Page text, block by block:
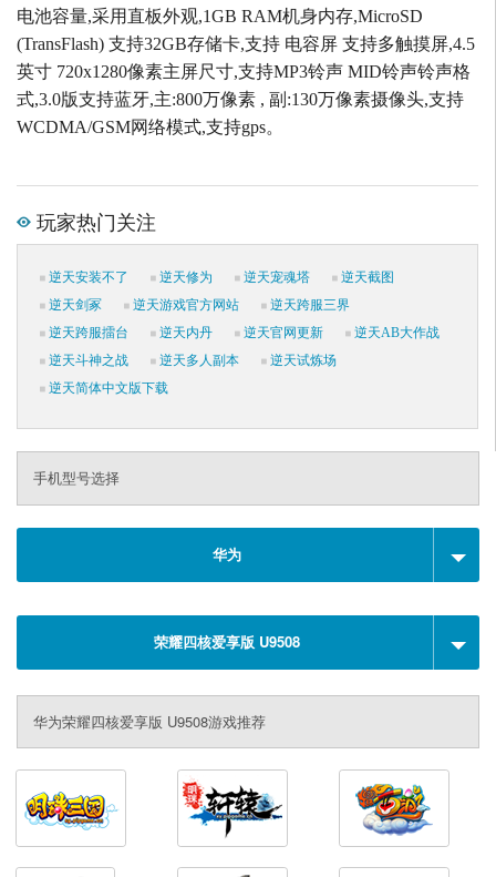
电池容量,采用直板外观,1GB RAM机身内存,MicroSD
(TransFlash) 支持32GB存储卡,支持 电容屏 支持多触摸屏,4.5
英寸 720x1280像素主屏尺寸,支持MP3铃声 MID铃声铃声格
式,3.0版支持蓝牙,主:800万像素 , 副:130万像素摄像头,支持
WCDMA/GSM网络模式,支持gps。
玩家热门关注
逆天安装不了 逆天修为 逆天宠魂塔
逆天截图
逆天剑冢
逆天游戏官方网站
逆天跨服三界
逆天跨服擂台
逆天内丹 逆天官网更新
逆天AB大作战
逆天斗神之战
逆天多人副本
逆天试炼场
逆天简体中文版下载
手机型号选择
华为
荣耀四核爱享版 U9508
华为荣耀四核爱享版 U9508游戏推荐